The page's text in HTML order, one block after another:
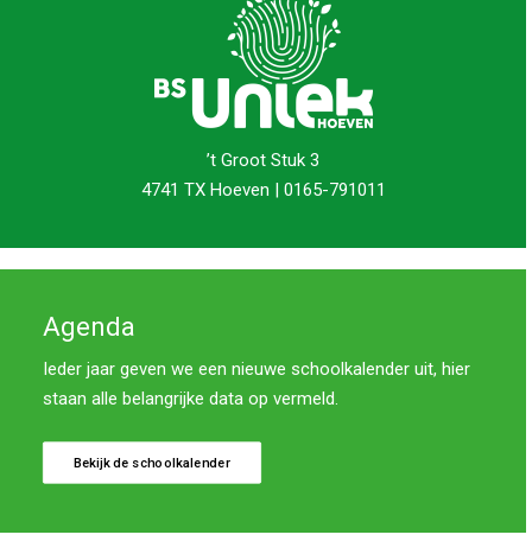
’t Groot Stuk 3
4741 TX Hoeven | 0165-791011
Agenda
Ieder jaar geven we een nieuwe schoolkalender uit, hier
staan alle belangrijke data op vermeld.
Bekijk de schoolkalender